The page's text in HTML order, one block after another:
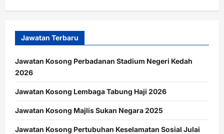
Jawatan Terbaru
Jawatan Kosong Perbadanan Stadium Negeri Kedah
2026
Jawatan Kosong Lembaga Tabung Haji 2026
Jawatan Kosong Majlis Sukan Negara 2025
Jawatan Kosong Pertubuhan Keselamatan Sosial Julai